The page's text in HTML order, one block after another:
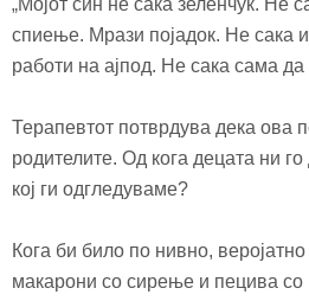
„Мојот син не сака зеленчук. Не
спиење. Мрази појадок. Не сака
работи на ајпод. Не сака сама да
Терапевтот потврдува дека ова
родителите. Од кога децата ни
кој ги одгледуваме?
Кога би било по нивно,
макарони со сирење и пецива